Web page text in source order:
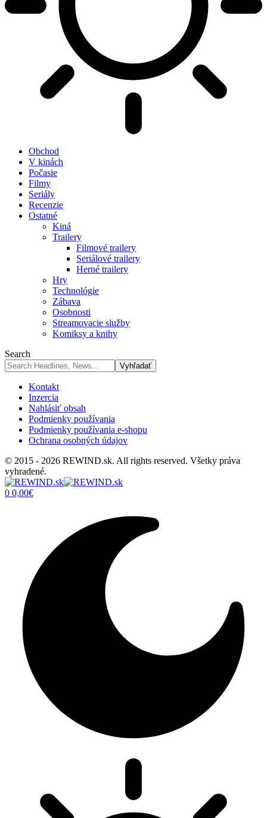
Obchod
V kinách
Počasie
Filmy
Seriály
Recenzie
Ostatné
Kiná
Trailery
Filmové trailery
Seriálové trailery
Herné trailery
Hry
Technológie
Zábava
Osobnosti
Streamovacie služby
Komiksy a knihy
Search
Kontakt
Inzercia
Nahlásiť obsah
Podmienky používania
Podmienky používania e-shopu
Ochrana osobných údajov
© 2015 - 2026 REWIND.sk. All rights reserved. Všetky práva
vyhradené.
0 0,00€